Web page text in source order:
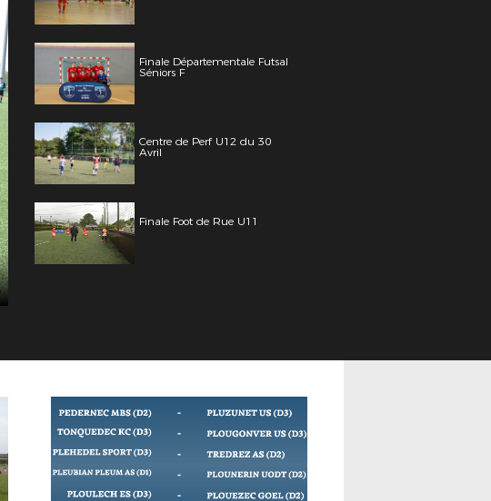
Finale Départementale Futsal
Séniors F
Centre de Perf U12 du 30
Avril
Finale Foot de Rue U11